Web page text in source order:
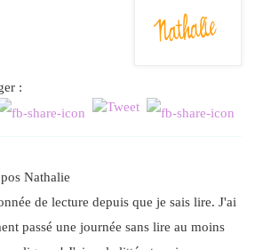
:
Nathalie
de lecture depuis que je sais lire. J'ai
passé une journée sans lire au moins